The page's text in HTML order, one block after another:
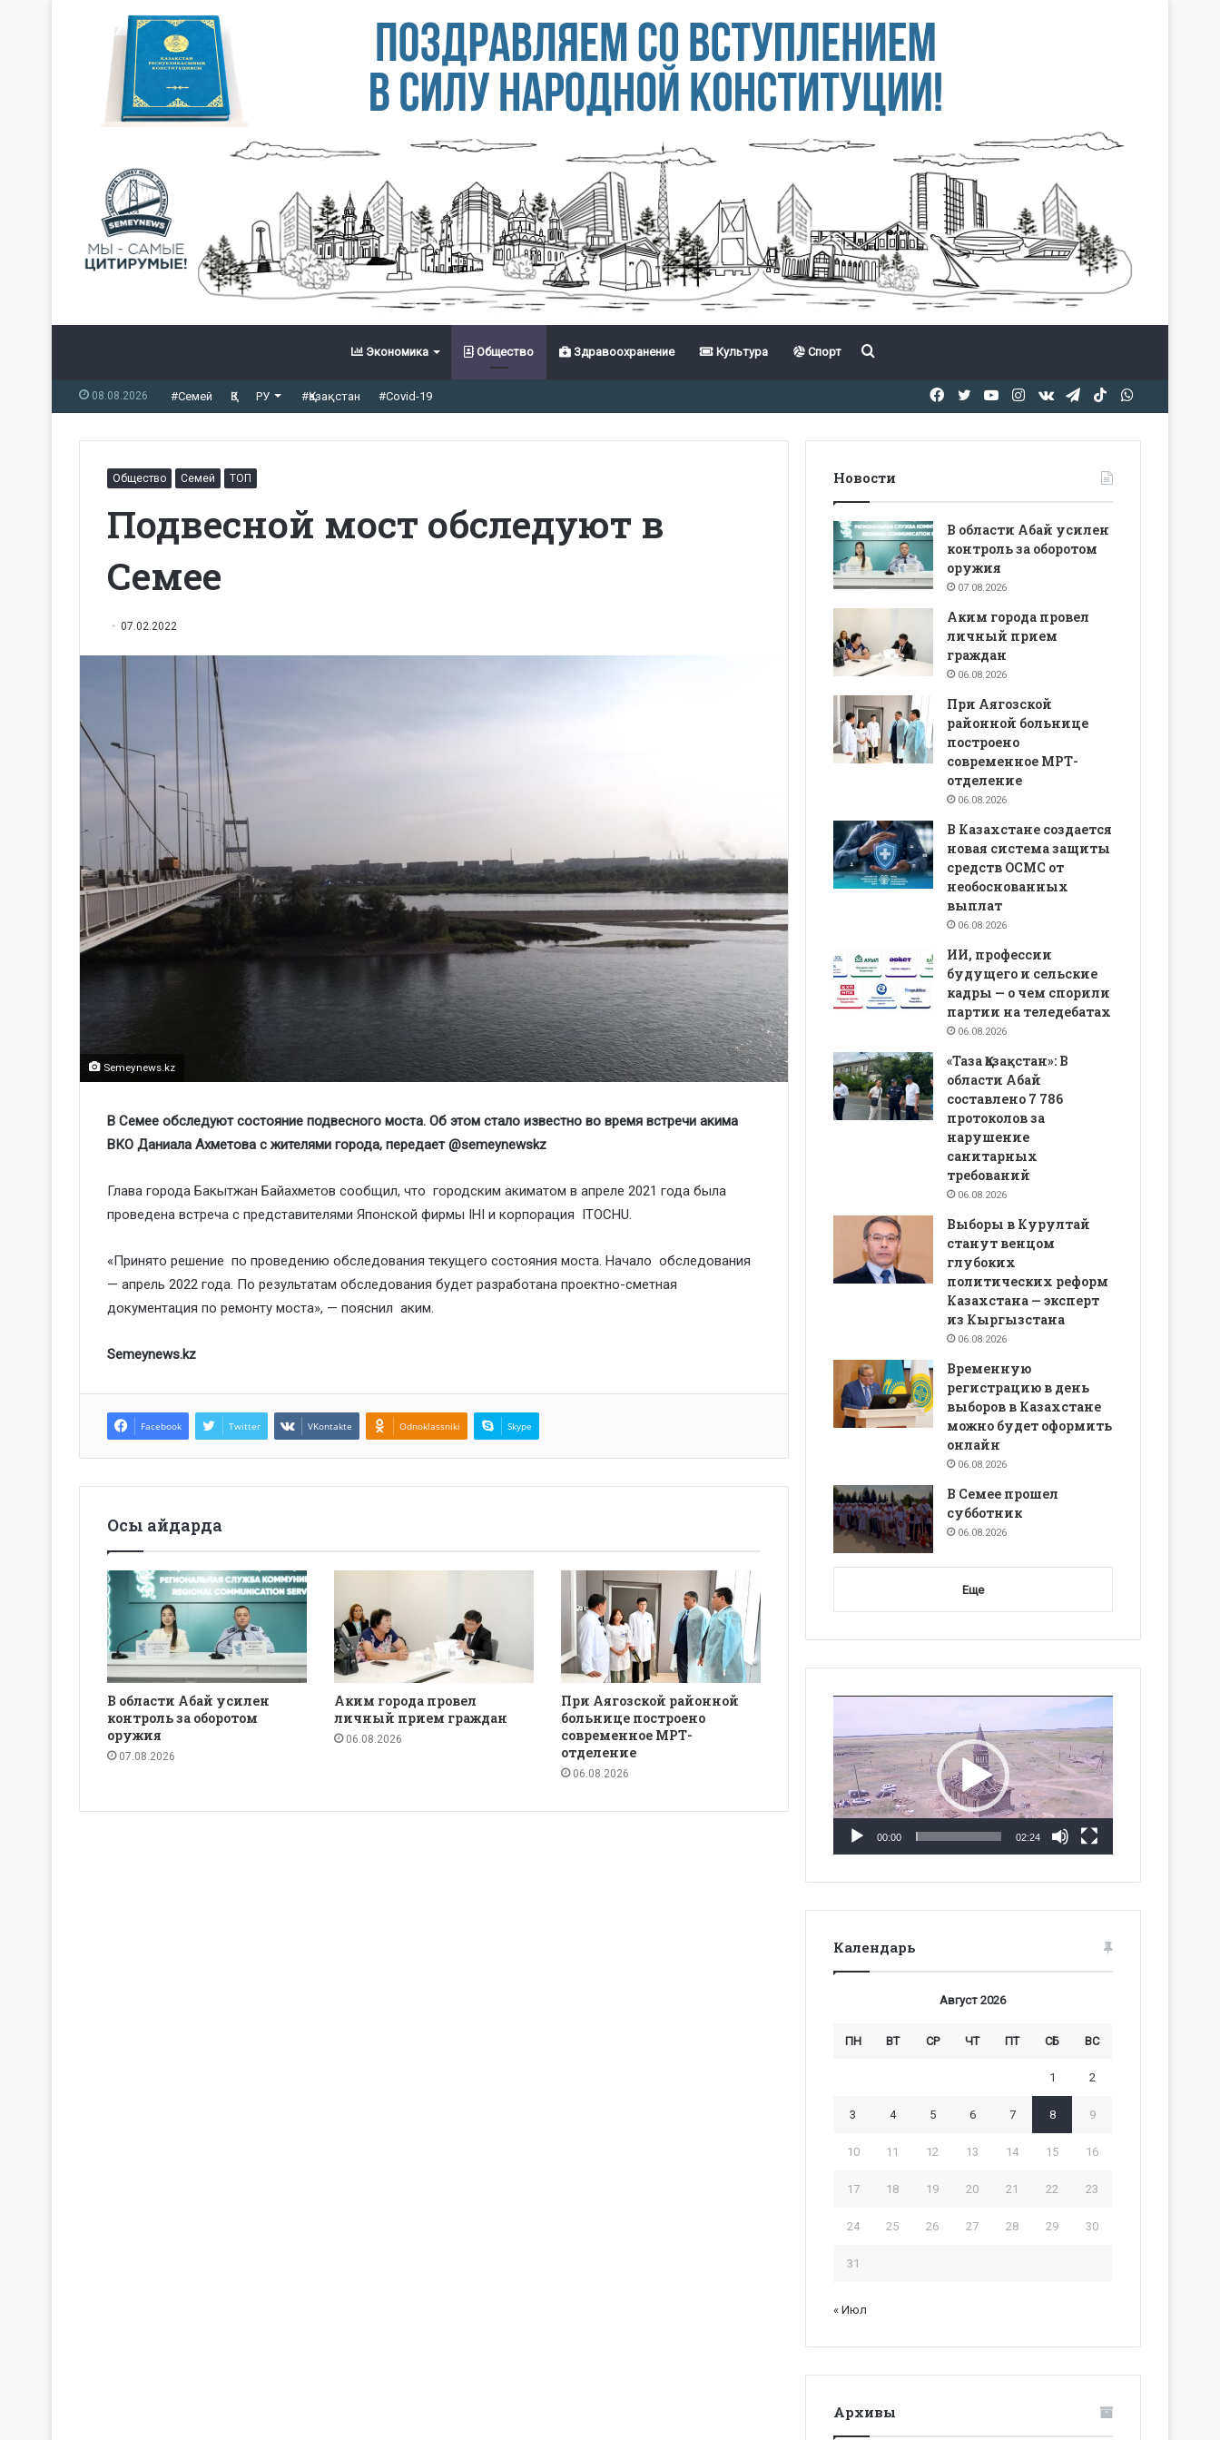
Экономика Общество Здравоохранение Культура Спорт Іздеу
08.08.2026 #Семей ҚЗ РУ #Қазақстан #Covid-19 TikTok
Telegram
vk.com
Instagram
YouTube
Twitter
Facebook
Общество Семей ТОП
Подвесной мост обследуют в
Семее
07.02.2022
Semeynews.kz
В Семее обследуют состояние подвесного моста. Об этом стало известно во время встречи акима
ВКО Даниала Ахметова с жителями города, передает @semeynewskz
Глава города Бакытжан Байахметов сообщил, что городским акиматом в апреле 2021 года была
проведена встреча с представителями Японской фирмы IНI и корпорация ITOCHU.
«Принято решение по проведению обследования текущего состояния моста. Начало обследования
— апрель 2022 года. По результатам обследования будет разработана проектно-сметная
документация по ремонту моста», — пояснил аким.
Semeynews.kz
Facebook Twitter VKontakte Odnoklassniki Skype
Осы айдарда
В области Абай усилен
контроль за оборотом
оружия
07.08.2026
Аким города провел
личный прием граждан
06.08.2026
При Аягозской районной
больнице построено
современное МРТ-
отделение
06.08.2026
Новости
В области Абай усилен
контроль за оборотом
оружия
07.08.2026
Аким города провел
личный прием
граждан
06.08.2026
При Аягозской
районной больнице
построено
современное МРТ-
отделение
06.08.2026
В Казахстане создается
новая система защиты
средств ОСМС от
необоснованных
выплат
06.08.2026
ИИ, профессии
будущего и сельские
кадры — о чем спорили
партии на теледебатах
06.08.2026
«Таза Қазақстан»: В
области Абай
составлено 7 786
протоколов за
нарушение
санитарных
требований
06.08.2026
Выборы в Курултай
станут венцом
глубоких
политических реформ
Казахстана — эксперт
из Кыргызстана
06.08.2026
Временную
регистрацию в день
выборов в Казахстане
можно будет оформить
онлайн
06.08.2026
В Семее прошел
субботник
06.08.2026
Еще
00:00 02:24
Календарь
Август 2026
ПН ВТ СР ЧТ ПТ СБ ВС
1 2
3 4 5 6 7 8 9
10 11 12 13 14 15 16
17 18 19 20 21 22 23
24 25 26 27 28 29 30
31
« Июл
Архивы